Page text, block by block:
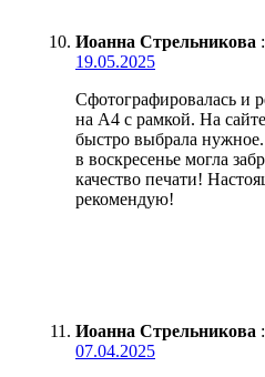
Иоанна Стрельникова :
19.05.2025
Сфотографировалась и
на А4 с рамкой. На
быстро выбрала нужное.
в воскресенье могла
качество печати!
рекомендую!
Иоанна Стрельникова :
07.04.2025